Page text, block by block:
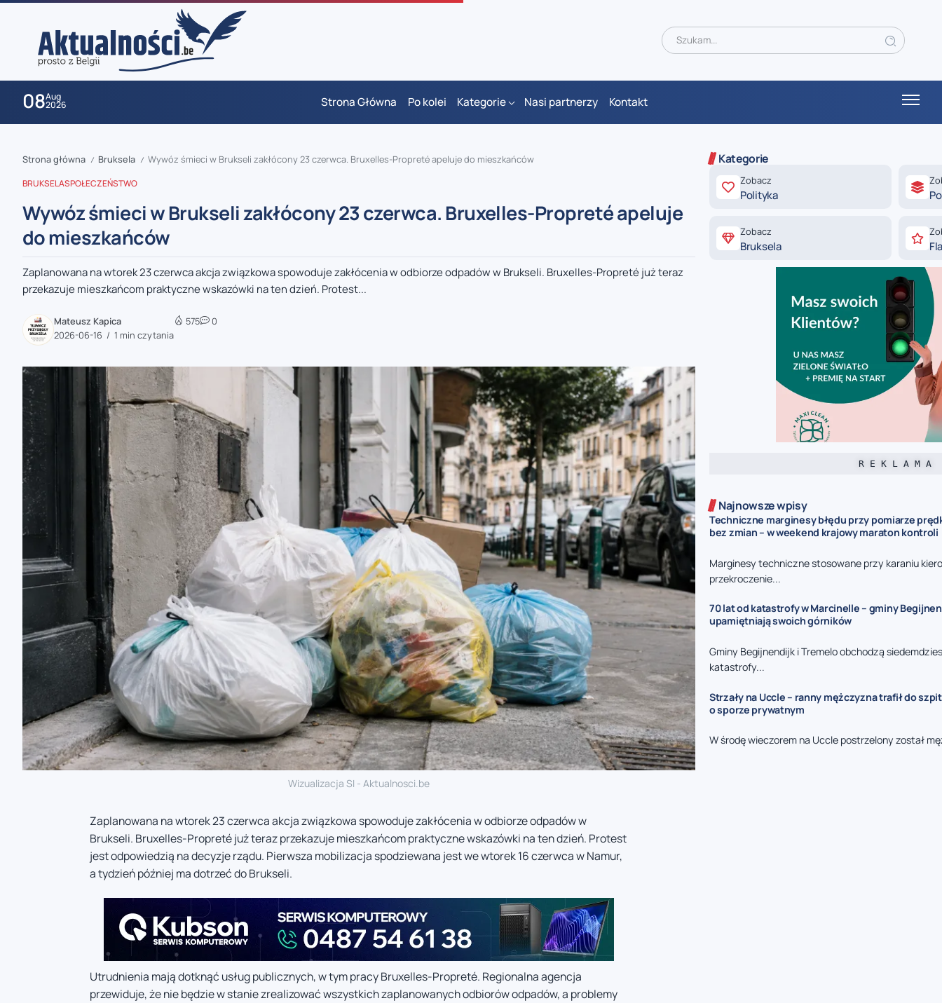
08Aug
2026 Strona Główna Po kolei Kategorie Nasi partnerzy Kontakt
zaobserwuj nas
zaobserwuj nas
zaobserwuj nas
zaobserwuj nas
zaobserwuj nas
Strona główna / Bruksela / Wywóz śmieci w Brukseli zakłócony 23 czerwca. Bruxelles-Propreté apeluje do mieszkańców
BRUKSELASPOŁECZEŃSTWO
Wywóz śmieci w Brukseli zakłócony 23 czerwca. Bruxelles-Propreté apeluje
do mieszkańców
Zaplanowana na wtorek 23 czerwca akcja związkowa spowoduje zakłócenia w odbiorze odpadów w Brukseli. Bruxelles-Propreté już teraz
przekazuje mieszkańcom praktyczne wskazówki na ten dzień. Protest...
Mateusz Kapica
2026-06-16
1 min czytania
575 0
Wizualizacja SI - Aktualnosci.be
Zaplanowana na wtorek 23 czerwca akcja związkowa spowoduje zakłócenia w odbiorze odpadów w
Brukseli. Bruxelles-Propreté już teraz przekazuje mieszkańcom praktyczne wskazówki na ten dzień. Protest
jest odpowiedzią na decyzje rządu. Pierwsza mobilizacja spodziewana jest we wtorek 16 czerwca w Namur,
a tydzień później ma dotrzeć do Brukseli.
Utrudnienia mają dotknąć usług publicznych, w tym pracy Bruxelles-Propreté. Regionalna agencja
przewiduje, że nie będzie w stanie zrealizować wszystkich zaplanowanych odbiorów odpadów, a problemy
Kategorie
Zobacz
Polityka
Zobacz
Bruksela
R E K L A M A
Najnowsze wpisy
Techniczne marginesy błędu przy pomiarze
bez zmian – w weekend krajowy maraton kontroli
Marginesy techniczne stosowane przy karaniu
przekroczenie...
70 lat od katastrofy w Marcinelle – gminy
upamiętniają swoich górników
Gminy Begijnendijk i Tremelo obchodzą
katastrofy...
Strzały na Uccle – ranny mężczyzna trafił do
o sporze prywatnym
W środę wieczorem na Uccle postrzelony został